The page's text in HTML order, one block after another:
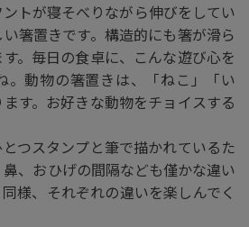
トが寝そべりながら伸びをしてい
箸置きです。構造的にも箸が滑ら
。毎日の食卓に、こんな遊び心を
。動物の箸置きは、「ねこ」「い
す。お好きな動物をチョイスする
つスタンプと筆で描かれているた
、おひげの間隔なども僅かな違い
様、それぞれの違いを楽しんでく